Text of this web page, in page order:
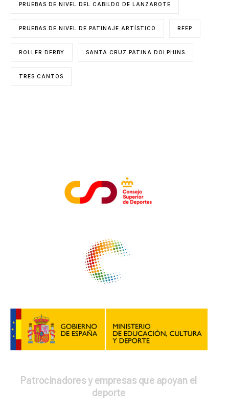
PRUEBAS DE NIVEL DEL CABILDO DE LANZAROTE
PRUEBAS DE NIVEL DE PATINAJE ARTÍSTICO RFEP
ROLLER DERBY SANTA CRUZ PATINA DOLPHINS
TRES CANTOS
Patrocinadores y empresas que apoyan el
deporte